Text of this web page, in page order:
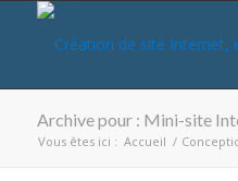
Archive pour : Mini-site
Vous êtes ici : Accueil /